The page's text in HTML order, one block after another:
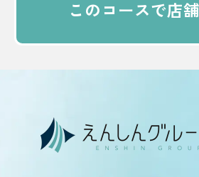
このコースで店